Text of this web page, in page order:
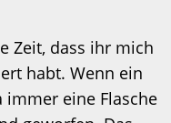
Zeit, dass ihr mich
habt. Wenn ein
eine Flasche